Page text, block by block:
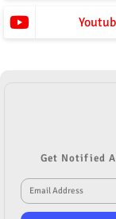
Get Notified